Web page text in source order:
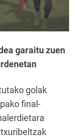
garaitu zuen
golak
final-